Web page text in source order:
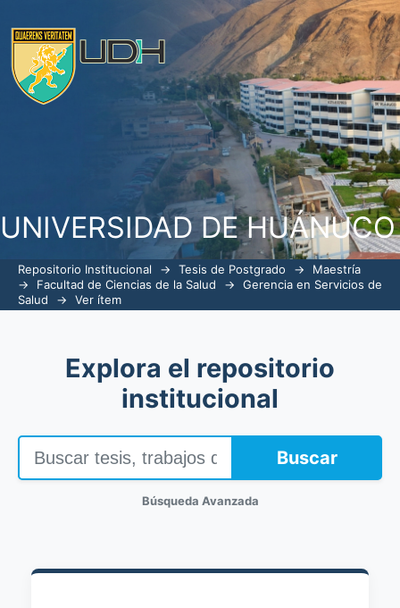
UNIVERSIDAD DE HUÁNUCO
Factores motivacionales y
médica. Hospital I Essalud - Tingo
Repositorio Institucional → Tesis de Postgrado →
Maestría
→
Facultad de Ciencias de la Salud →
Gerencia en Servicios de
Salud
→ Ver ítem
Explora el repositorio
institucional
Buscar
Búsqueda Avanzada